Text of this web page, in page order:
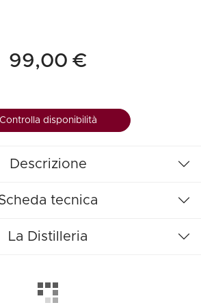
99,00 €
Controlla disponibilità
Descrizione
tecnica
La Distilleria